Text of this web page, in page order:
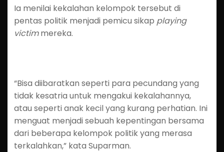
Ia menilai kekalahan kelompok tersebut di
pentas politik menjadi pemicu sikap playing
victimmereka.
“Bisa diibaratkan seperti para pecundang yang
tidak kesatria untuk mengakui kekalahannya,
atau seperti anak kecil yang kurang perhatian. Ini
menguat menjadi sebuah kepentingan bersama
dari beberapa kelompok politik yang merasa
terkalahkan,” kata Suparman.